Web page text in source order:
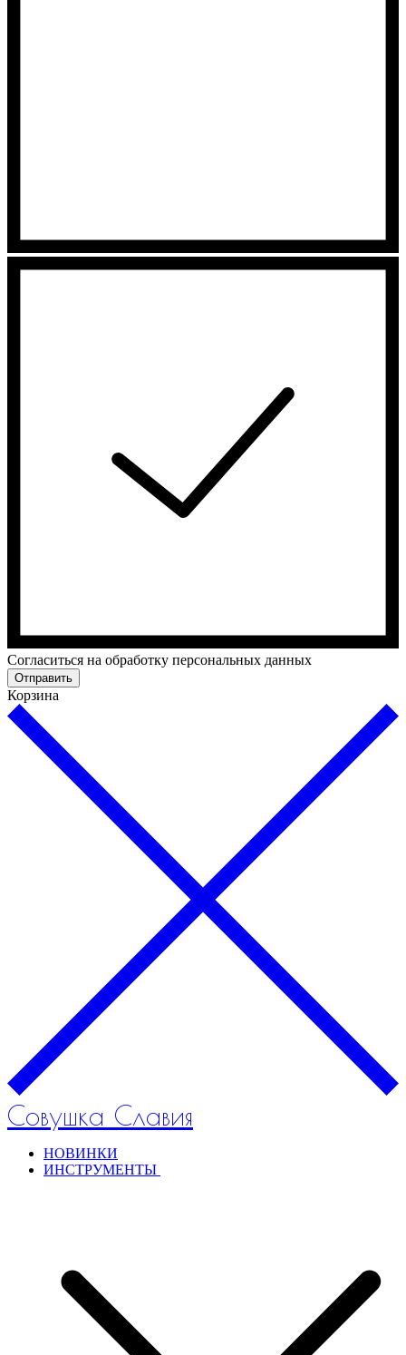
Cогласиться на обработку персональных данных
Отправить
Корзина
Совушка Славия
НОВИНКИ
ИНСТРУМЕНТЫ